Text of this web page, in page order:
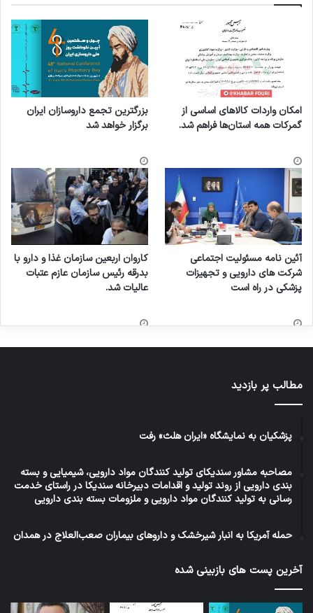
امکان واردات کالاهای اساسی از
گمرکات همه استان‌ها فراهم شد.
بزرگترین تجمع داروسازان ایران
برگزار خواهد شد
آئین نامه مسئولیت اجتماعی
شرکت های دارویی و تجهیزات
پزشکی در راه است
کاروان اربعین سازمان غذا و دارو با
بدرقه رئیس سازمان عازم عتبات
عالیات شد.
مطالب پر بازدید
پزشکیان به نمایشگاه «ایران هلث» رفت
مصاحبه مشاور سندیکای تولید کنندگان مواد دارویی، شیمیایی و بسته
بندی دارویی از روند تولید و اقدامات دبیرخانه سندیکا در راستای خدمت
رسانی به تولید کنندگان مواد دارویی و ملزومات بسته بندی دارویی
حمله آمریکا به انبار شیرخشک و داروهای بیماران صعب‌العلاج در همدان
آخرین پست های بازبینی شده